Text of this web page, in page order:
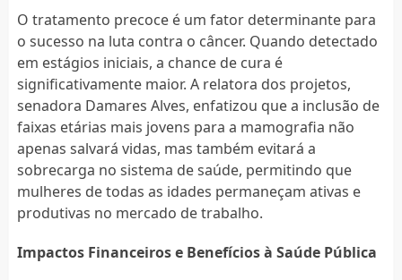
O tratamento precoce é um fator determinante para
o sucesso na luta contra o câncer. Quando detectado
em estágios iniciais, a chance de cura é
significativamente maior. A relatora dos projetos,
senadora Damares Alves, enfatizou que a inclusão de
faixas etárias mais jovens para a mamografia não
apenas salvará vidas, mas também evitará a
sobrecarga no sistema de saúde, permitindo que
mulheres de todas as idades permaneçam ativas e
produtivas no mercado de trabalho.
Impactos Financeiros e Benefícios à Saúde Pública